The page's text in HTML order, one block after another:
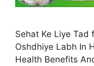
Sehat Ke Liye Tad
Oshdhiye Labh In
Health Benefits